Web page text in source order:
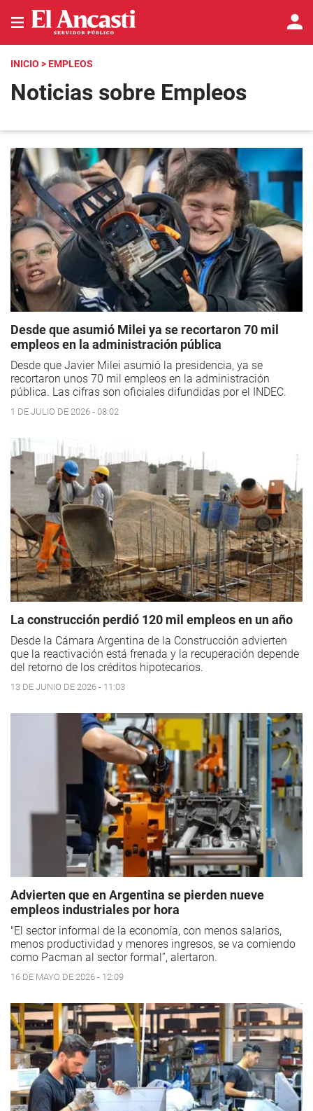
INICIO > EMPLEOS
Noticias sobre Empleos
Desde que asumió Milei ya se recortaron 70 mil
empleos en la administración pública
Desde que Javier Milei asumió la presidencia, ya se
recortaron unos 70 mil empleos en la administración
pública. Las cifras son oficiales difundidas por el INDEC.
1 DE JULIO DE 2026 - 08:02
La construcción perdió 120 mil empleos en un año
Desde la Cámara Argentina de la Construcción advierten
que la reactivación está frenada y la recuperación depende
del retorno de los créditos hipotecarios.
13 DE JUNIO DE 2026 - 11:03
Advierten que en Argentina se pierden nueve
empleos industriales por hora
"El sector informal de la economía, con menos salarios,
menos productividad y menores ingresos, se va comiendo
como Pacman al sector formal”, alertaron.
16 DE MAYO DE 2026 - 12:09